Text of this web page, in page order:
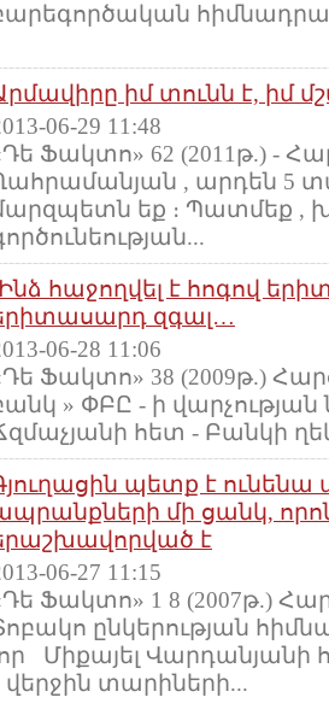
իմ տունն է, իմ
06-29 11:48
Ֆակտո» 62 (2011թ.) -
, արդեն 5
եք ։ Պատմեք ,
հաջողվել է հոգով
զգալ…
06-28 11:06
Ֆակտո» 38 (2009թ.)
» ՓԲԸ - ի
հետ - Բանկի
պետք է
մի ցանկ,
է
06-27 11:15
Ֆակտո» 1 8 (2007թ.)
ընկերության
Միքայել Վարդանյանի
տարիների...